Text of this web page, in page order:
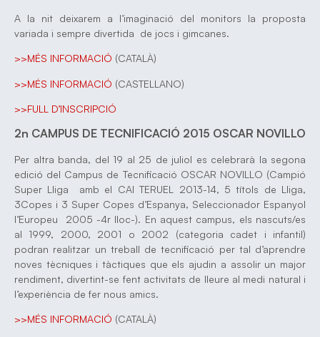
A la nit deixarem a l’imaginació del monitors la proposta
variada i sempre divertida de jocs i gimcanes.
>>MÉS INFORMACIÓ (CATALÀ)
>>MÉS INFORMACIÓ (CASTELLANO)
>>FULL D’INSCRIPCIÓ
2n CAMPUS DE TECNIFICACIÓ 2015 OSCAR NOVILLO
Per altra banda, del 19 al 25 de juliol es celebrarà la segona
edició del Campus de Tecnificació OSCAR NOVILLO (Campió
Super Lliga amb el CAI TERUEL 2013-14, 5 títols de Lliga,
3Copes i 3 Super Copes d’Espanya, Seleccionador Espanyol
l’Europeu 2005 -4r lloc-). En aquest campus, els nascuts/es
al 1999, 2000, 2001 o 2002 (categoria cadet i infantil)
podran realitzar un treball de tecnificació per tal d’aprendre
noves tècniques i tàctiques que els ajudin a assolir un major
rendiment, divertint-se fent activitats de lleure al medi natural i
l’experiència de fer nous amics.
>>MÉS INFORMACIÓ (CATALÀ)